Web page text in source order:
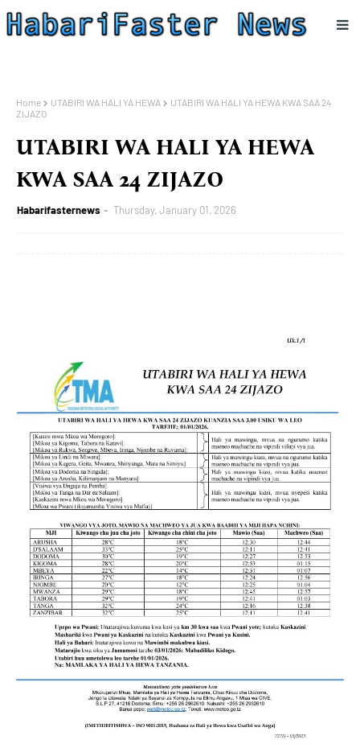
Home UTABIRI WA HALI YA HEWA
UTABIRI WA HALI YA HEWA KWA SAA 24
ZIJAZO
UTABIRI WA HALI YA HEWA
KWA SAA 24 ZIJAZO
Habarifasternews Thursday, January 01, 2026